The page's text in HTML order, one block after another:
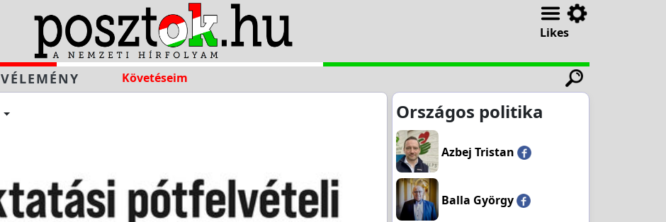
Likes
VÉLEMÉNY Követéseim
Országos politika
Azbej Tristan
Balla György